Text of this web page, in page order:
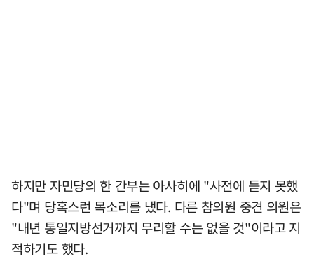
하지만 자민당의 한 간부는 아사히에 "사전에 듣지 못했
다"며 당혹스런 목소리를 냈다. 다른 참의원 중견 의원은
"내년 통일지방선거까지 무리할 수는 없을 것"이라고 지
적하기도 했다.